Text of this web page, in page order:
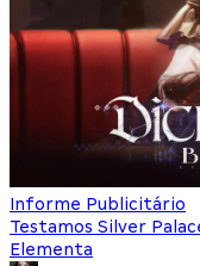
Informe Publicitário
Testamos Silver
Elementa